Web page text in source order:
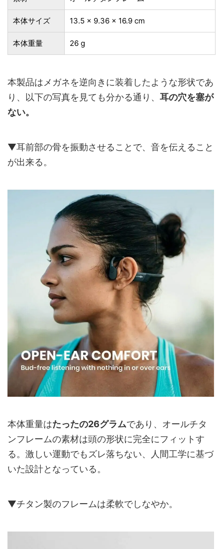
本体サイズ 13.5 x 9.36 x 16.9 cm
本体重量 26 g
本製品はメガネを逆向きに装着したような形状であ
り、以下の写真を見ても分かる通り、 耳の穴を塞が
ない。
▼耳前部の骨を振動させることで、音を伝えること
が出来る。
本体重量はたったの26グラムであり、オールチタ
ンフレームの素材は頭の形状に完全にフィットす
る。激しい運動でもズレ落ちない、人間工学に基づ
いた設計となっている。
▼チタン製のフレームは柔軟でしなやか。